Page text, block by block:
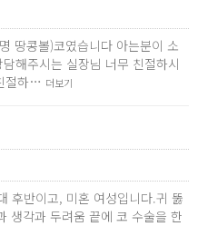
땅콩볼)코였습니다 아는분이 소
해주시는 실장님 너무 친절하시
절하… 더보기
후반이고, 미혼 여성입니다.귀 뚫
생각과 두려움 끝에 코 수술을 한